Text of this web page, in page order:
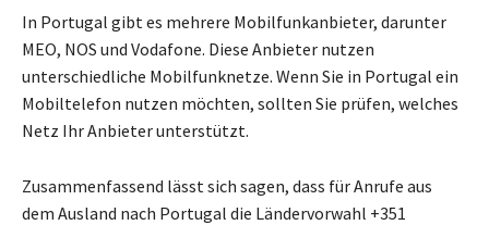
In Portugal gibt es mehrere Mobilfunkanbieter, darunter
MEO, NOS und Vodafone. Diese Anbieter nutzen
unterschiedliche Mobilfunknetze. Wenn Sie in Portugal ein
Mobiltelefon nutzen möchten, sollten Sie prüfen, welches
Netz Ihr Anbieter unterstützt.
Zusammenfassend lässt sich sagen, dass für Anrufe aus
dem Ausland nach Portugal die Ländervorwahl +351